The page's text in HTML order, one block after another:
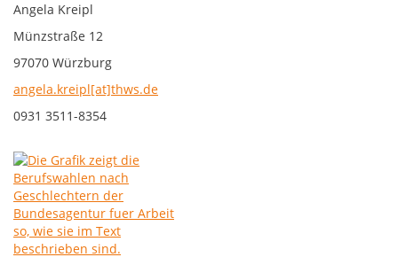
Angela Kreipl
Münzstraße 12
97070 Würzburg
angela.kreipl[at]thws.de
0931 3511-8354